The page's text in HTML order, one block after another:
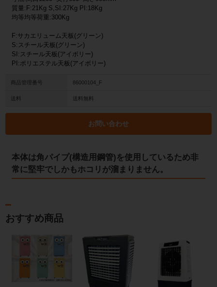
質量:F:21Kg S,SI:27Kg PI:18Kg
均等均等荷重:300Kg
F:サカエリューム天板(グリーン)
S:スチール天板(グリーン)
SI:スチール天板(アイボリー)
PI:ポリエステル天板(アイボリー)
商品管理番号 86000104_F
送料 送料無料
お問い合わせ
本体は角パイプ(構造用鋼管)を使用しているため非
常に堅牢でしかもホコリが溜まりません。
おすすめ商品